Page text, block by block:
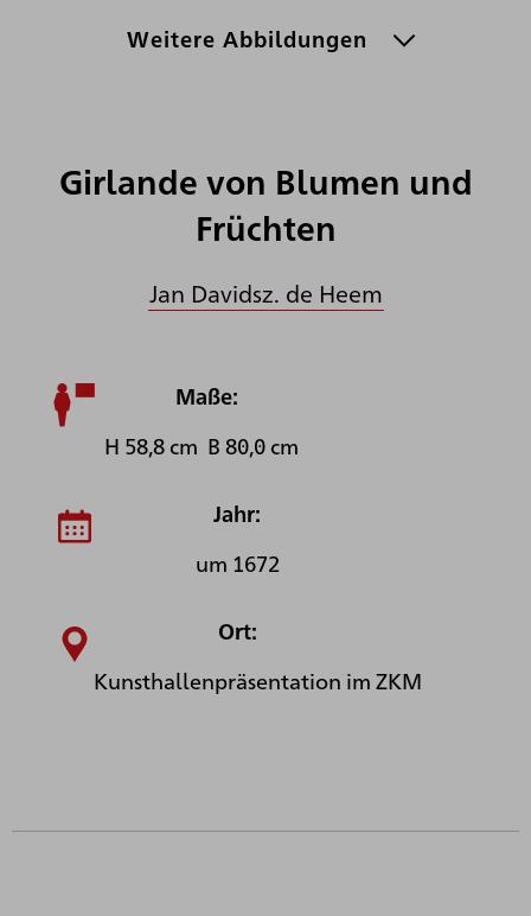
Weitere Abbildungen
Girlande von Blumen und
Früchten
Jan Davidsz. de Heem
Maße:
H 58,8 cm B 80,0 cm
Jahr:
um 1672
Ort:
Kunsthallenpräsentation im ZKM